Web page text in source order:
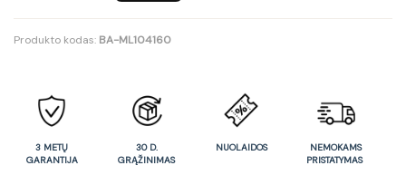
Produkto kodas: BA-ML104160
3 METŲ
GARANTIJA
30 D.
GRĄŽINIMAS
NUOLAIDOS
NEMOKAMS
PRISTATYMAS